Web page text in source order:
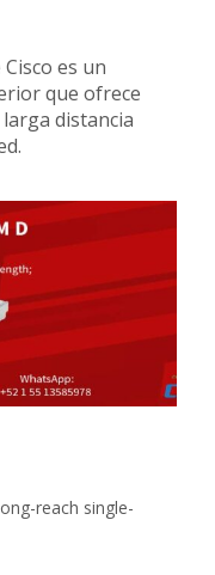
es un
que ofrece
distancia
reach single-